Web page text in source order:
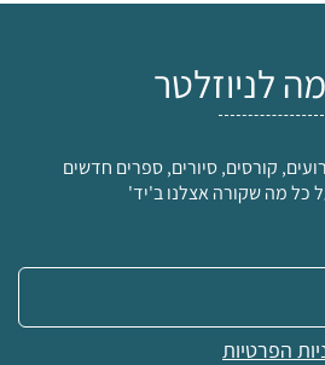
לניוזלטר
קורסים, סיורים, ספרים חדשים
כל מה שקורה אצלנו ב'יד'
הפרטיות